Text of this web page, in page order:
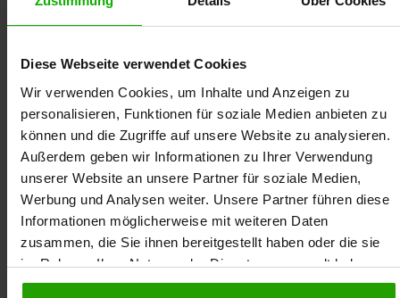
Diese Webseite verwendet Cookies
Wir verwenden Cookies, um Inhalte und Anzeigen zu
personalisieren, Funktionen für soziale Medien anbieten zu
können und die Zugriffe auf unsere Website zu analysieren.
Außerdem geben wir Informationen zu Ihrer Verwendung
unserer Website an unsere Partner für soziale Medien,
Werbung und Analysen weiter. Unsere Partner führen diese
Informationen möglicherweise mit weiteren Daten
zusammen, die Sie ihnen bereitgestellt haben oder die sie
im Rahmen Ihrer Nutzung der Dienste gesammelt haben.
Wundversorgung bei empfindlicher und
Die Moderatorin
Petra Puhala